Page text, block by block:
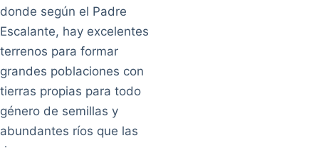
donde según el Padre
Escalante, hay excelentes
terrenos para formar
grandes poblaciones con
tierras propias para todo
género de semillas y
abundantes ríos que las